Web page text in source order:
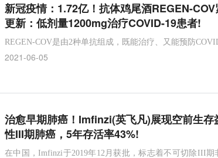
司库奇尤单抗 苏金单抗 斑块型银屑病
CAR-T 南京传奇 真菌 外阴阴道念
放射配体疗法 前列腺癌 肾细胞癌 RCC
COVID-19
新冠疫情：1.72亿！抗体鸡尾酒REGEN-
更新：低剂量1200mg治疗COVID-19患者!
REGEN-COV是由2种单抗组成，既能治疗、又能预防
2021-06-05
治愈早期肺癌！Imfinzi(英飞凡)展现空前生存
性III期肺癌，5年存活率43%!
在中国，Imfinzi于2019年12月获批，标志着不可切除III